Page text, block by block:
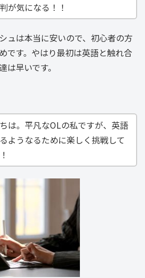
が気になる！！
ュは本当に安いので、初心者の方
です。やはり最初は英語と触れ合
は早いです。
は。平凡なOLの私ですが、英語
ようなるために楽しく挑戦して